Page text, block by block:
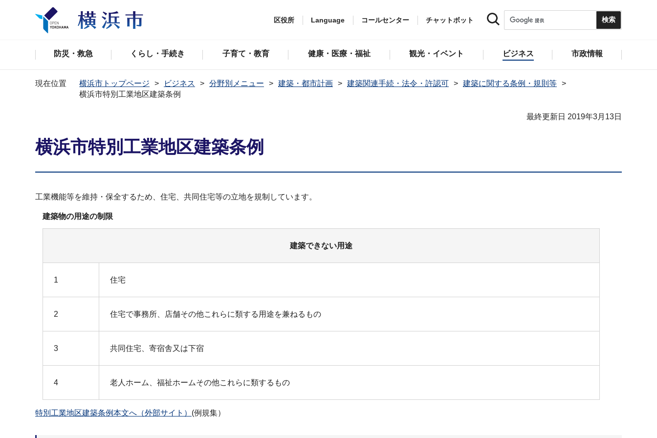
区役所 Language コールセンター チャットボット
防災・救急 くらし・手続き 子育て・教育 健康・医療・福祉 観光・イベント ビジネス 市政情報
現在位置 横浜市トップページ ビジネス 分野別メニュー 建築・都市計画 建築関連手続・法令・許認可
建築に関する条例・規則等
横浜市特別工業地区建築条例
最終更新日 2019年3月13日
横浜市特別工業地区建築条例
工業機能等を維持・保全するため、住宅、共同住宅等の立地を規制しています。
建築物の用途の制限
建築できない用途
1 住宅
2 住宅で事務所、店舗その他これらに類する用途を兼ねるもの
3 共同住宅、寄宿舎又は下宿
4 老人ホーム、福祉ホームその他これらに類するもの
特別工業地区建築条例本文へ（外部サイト） (例規集）